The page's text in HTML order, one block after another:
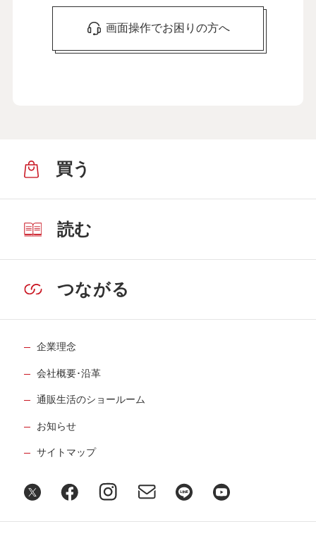
画面操作でお困りの方へ
買う
読む
つながる
企業理念
会社概要･沿革
通販生活のショールーム
お知らせ
サイトマップ